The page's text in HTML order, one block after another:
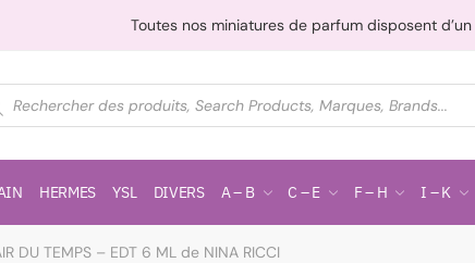
Toutes nos miniatures de parfum disposent d’un
HERMES YSL DIVERS A – B C – E F – H I – K
DU TEMPS – EDT 6 ML de NINA RICCI